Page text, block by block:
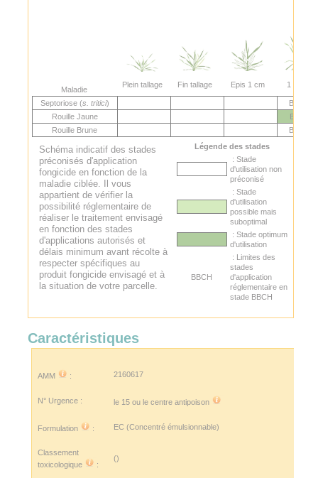
Maladie
Plein tallage Fin tallage Epis 1 cm 1 nœud
Septoriose (s. tritici)
BBCH31
Rouille Jaune
Rouille Brune
BBCH31
Schéma indicatif des stades
préconisés d'application
fongicide en fonction de la
maladie ciblée. Il vous
appartient de vérifier la
possibilité réglementaire de
réaliser le traitement envisagé
en fonction des stades
d'applications autorisés et
délais minimum avant récolte à
respecter spécifiques au
produit fongicide envisagé et à
la situation de votre parcelle.
Légende des stades
: Stade
d'utilisation non
préconisé
: Stade
d'utilisation
possible mais
suboptimal
: Stade optimum
d'utilisation
BBCH
: Limites des
stades
d'application
réglementaire en
stade BBCH
Caractéristiques
AMM : 2160617
N° Urgence : le 15 ou le centre antipoison
Formulation : EC (Concentré émulsionnable)
Classement
toxicologique
:
()